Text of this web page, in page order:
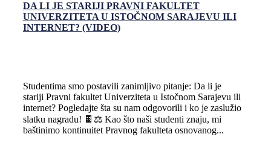
DA LI JE STARIJI PRAVNI FAKULTET
UNIVERZITETA U ISTOČNOM SARAJEVU ILI
INTERNET? (VIDEO)
Studentima smo postavili zanimljivo pitanje: Da li je
stariji Pravni fakultet Univerziteta u Istočnom Sarajevu ili
internet? Pogledajte šta su nam odgovorili i ko je zaslužio
slatku nagradu! 🍫⚖️ Kao što naši studenti znaju, mi
baštinimo kontinuitet Pravnog fakulteta osnovanog...